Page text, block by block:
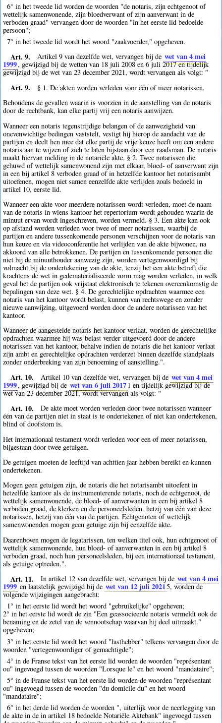
6° in het tweede lid worden de woorden "de notaris, zijn echtgenoot of
wettelijk samenwonende, zijn bloedverwant of zijn aanverwant in de
verboden graad" vervangen door de woorden "in het eerste lid bedoelde
persoon";
7° in het tweede lid wordt het woord "zaakvoerder," opgeheven.
Art. 9. Artikel 9 van dezelfde wet, vervangen bij de wet van 4 mei
1999, gewijzigd bij de wetten van 18 juli 2008 en 6 juli 2017 en tijdelijk
gewijzigd bij de wet van 23 december 2021, wordt vervangen als volgt: "
Art. 9.
§ 1. De akten worden verleden voor één of meer notarissen.
Behoudens de gevallen waarin is voorzien in de aanstelling van de notaris
door de rechtbank, kan elke partij vrij een notaris aanwijzen.
Wanneer een notaris tegenstrijdige belangen of de aanwezigheid van
onevenwichtige bedingen vaststelt, vestigt hij hierop de aandacht van de
partijen en deelt hen mee dat elke partij de vrije keuze heeft om een andere
notaris aan te wijzen of zich te laten bijstaan door een raadsman. De notaris
maakt hiervan melding in de notariële akte. § 2. Twee notarissen die
gehuwd of wettelijk samenwonend zijn met elkaar, bloed- of aanverwant zijn
in een bij artikel 8 verboden graad of in hetzelfde kantoor het notarisambt
uitoefenen, mogen niet samen eenzelfde akte verlijden zoals bedoeld in
artikel 10, eerste lid.
Wanneer een akte voor meerdere notarissen wordt verleden, moet de naam
van de notaris in wiens kantoor het repertorium wordt gehouden waarin de
minuut ervan wordt ingeschreven, worden vermeld. § 3. Een akte kan ook
op afstand worden verleden voor twee of meer notarissen, waarbij de
partijen en andere tussenkomende personen verschijnen voor de notaris van
hun keuze en via videoconferentie het verlijden van de akte bijwonen, na
akkoord van alle betrokkenen. De partijen en tussenkomende personen die
niet bij de minuuthouder aanwezig zijn, worden vertegenwoordigd bij
volmacht bij de ondertekening van de akte, tenzij het een akte betreft die
krachtens de wet in gedematerialiseerde vorm mag worden verleden, in welk
geval het de partijen ook vrijstaat elektronisch te tekenen overeenkomstig de
bepalingen van deze wet. § 4. De gerechtelijke opdrachten waarmee een
notaris van het kantoor wordt belast, kunnen van rechtswege en zonder
nieuwe aanwijzing, uitgevoerd worden door de andere notarissen van het
kantoor.
Wanneer de aangestelde notaris het kantoor verlaat, worden de gerechtelijke
opdrachten waarmee hij was belast verder uitgevoerd door de andere
notarissen van het kantoor, behalve indien de notaris die het kantoor verlaat
zijn ambt en gerechtelijke opdrachten verderzet binnen dezelfde standplaats
zonder onderbreking van zijn benoeming of aanstelling.".
Art. 10. Artikel 10 van dezelfde wet, vervangen bij de wet van 4 mei
1999, gewijzigd bij de wet van 6 juli 2017 1 en tijdelijk gewijzigd bij de
wet van 23 december 2021, wordt vervangen als volgt: "
Art. 10.
De akte moet worden verleden door twee notarissen wanneer
één van de partijen niet in staat is te ondertekenen of niet kan ondertekenen,
blind of doofstom is.
Het internationaal testament wordt verleden voor een of meer notarissen,
bijgestaan door twee getuigen.
De getuigen moeten de leeftijd van achttien jaar hebben bereikt en kunnen
ondertekenen.
Mogen geen getuigen zijn, de notaris die het notarisambt uitoefent in
hetzelfde kantoor als de instrumenterende notaris, noch de echtgenoot, de
wettelijk samenwonende, de bloed- of aanverwanten in een bij artikel 8
verboden graad, de klerken en de personeelsleden, hetzij van één van deze
notarissen, hetzij van één van de partijen. Echtgenoten of wettelijk
samenwonenden mogen geen getuige zijn bij eenzelfde akte.
Daarenboven mogen de legatarissen, ten welken titel ook, hun echtgenoot of
wettelijk samenwonende, hun bloed- of aanverwanten in een bij artikel 8
verboden graad, noch hun personeelsleden, bij een internationaal testament,
als getuige optreden.".
Art. 11. In artikel 12 van dezelfde wet, vervangen bij de wet van 4 mei
1999 en laatstelijk gewijzigd bij de wet van 12 juli 20215, worden de
volgende wijzigingen aangebracht:
1° in het eerste lid wordt het woord "gebruikelijke" opgeheven;
2° in het eerste lid wordt de zin "Een geassocieerde notaris vermeldt ook de
benaming en de zetel van de vennootschap waarvan hij deel uitmaakt."
opgeheven;
3° in het eerste lid wordt het woord "lasthebber" telkens vervangen door de
woorden "vertegenwoordiger of gemachtigde";
4° in de Franse tekst van het eerste lid worden de woorden "représentant
ou" ingevoegd tussen de woorden "Lorsque le" en het woord "mandataire";
5° in de Franse tekst van het eerste lid worden de woorden "représentant
ou" ingevoegd tussen de woorden "du domicile du" en het woord
"mandataire";
6° in het derde lid worden de woorden ", uiterlijk voor de neerlegging van
de akte in de in artikel 18 bedoelde Notariële Aktebank" ingevoegd tussen